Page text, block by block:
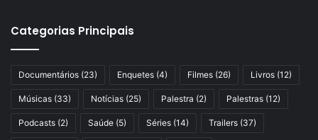
Categorias Principais
Documentários (23) Enquetes (4) Filmes (26) Livros (12)
Músicas (33) Notícias (25) Palestra (2) Palestras (12)
Podcasts (2) Saúde (5) Séries (14) Trailers (37)